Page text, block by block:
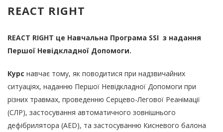
REACT RIGHT
REACT RIGHT це Навчальна Програма SSI з надання
Першої Невідкладної Допомоги.
Курс навчає тому, як поводитися при надзвичайних
ситуаціях, наданню Першої Невідкладної Допомоги при
різних травмах, проведенню Серцево-Легової Реанімації
(СЛР), застосування автоматичного зовнішнього
дефібрилятора (AED), та застосуванню Кисневого балона